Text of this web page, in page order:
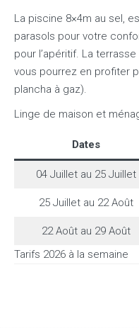
La piscine 8×4m au sel,
parasols pour votre
pour l’apéritif. La
vous pourrez en profiter
plancha à gaz).
Linge de maison et
Dates
04 Juillet au 25 Juillet
25 Juillet au 22 Août
22 Août au 29 Août
Tarifs 2026 à la semaine